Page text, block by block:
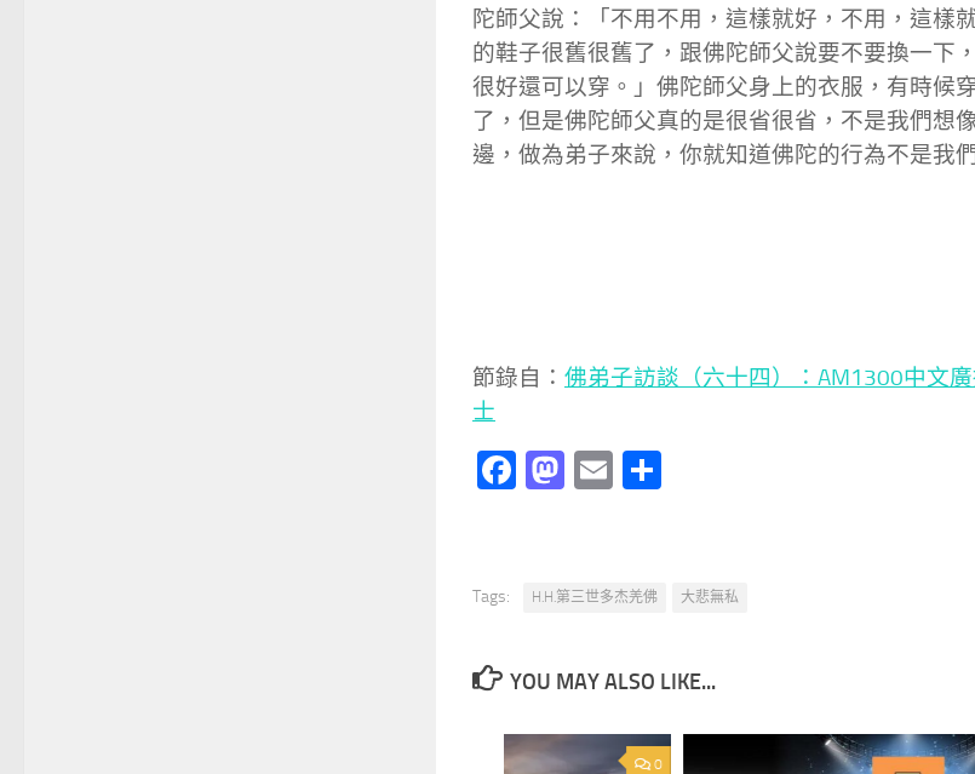
陀師父說：「不用不用，這樣就好，不用，這樣
的鞋子很舊很舊了，跟佛陀師父說要不要換一下
很好還可以穿。」佛陀師父身上的衣服，有時候
了，但是佛陀師父真的是很省很省，不是我們想
邊，做為弟子來說，你就知道佛陀的行為不是我
節錄自： 佛弟子訪談（六十四）：AM1300中文
士
Facebook
Mastodon
Email
Tags: H.H.第三世多杰羌佛 大悲無私
YOU MAY ALSO LIKE...
0